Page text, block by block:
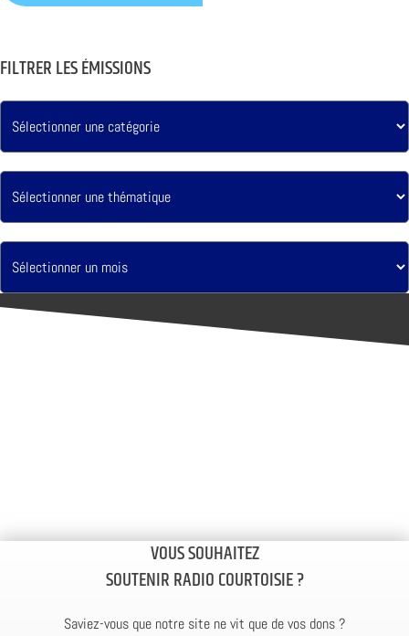
FILTRER LES ÉMISSIONS
VOUS SOUHAITEZ
SOUTENIR RADIO COURTOISIE ?
Saviez-vous que notre site ne vit que de vos dons ?